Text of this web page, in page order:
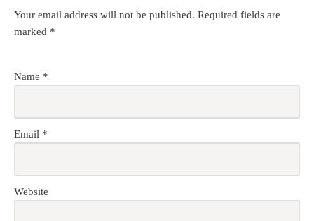
Your email address will not be published. Required fields are
marked *
Name *
Email *
Website